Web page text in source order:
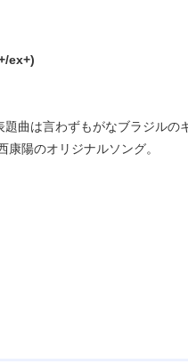
ex+)
曲は言わずもがなブラジル
陽のオリジナルソング。